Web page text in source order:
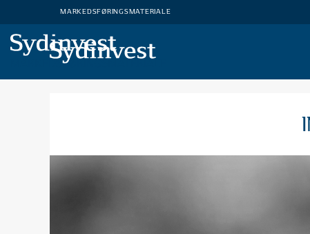
MARKEDSFØRINGSMATERIALE
MARKEDSFØRINGSMATERIALE